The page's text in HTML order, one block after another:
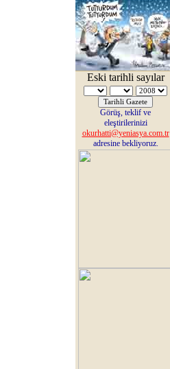
Eski tarihli sayılar
Görüş, teklif ve
eleştirilerinizi
okurhatti@yeniasya.com.tr
adresine bekliyoruz.